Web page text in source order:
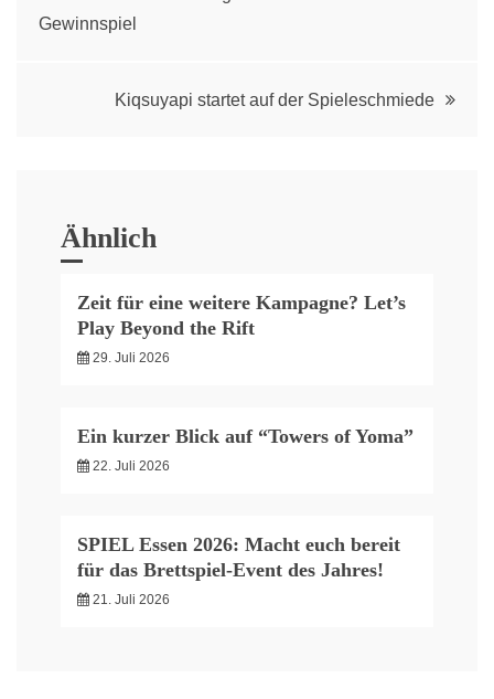
navigation
Gewinnspiel
Kiqsuyapi startet auf der Spieleschmiede
Ähnlich
Zeit für eine weitere Kampagne? Let’s
Play Beyond the Rift
29. Juli 2026
Ein kurzer Blick auf “Towers of Yoma”
22. Juli 2026
SPIEL Essen 2026: Macht euch bereit
für das Brettspiel-Event des Jahres!
21. Juli 2026